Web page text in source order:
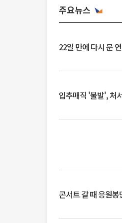
주요뉴스
22일 만에 다시 문
입추매직 '불발', 처
콘서트 갈 때 응원